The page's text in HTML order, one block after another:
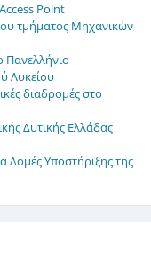
Point
τμήματος Μηχανικών
Λυκείου
διαδρομές στο
Δυτικής Ελλάδας
Δομές Υποστήριξης της